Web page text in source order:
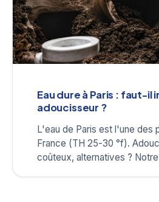
Eau dure à Paris : faut-il
adoucisseur ?
L'eau de Paris est l'une des
France (TH 25-30 °f).
coûteux, alternatives ?